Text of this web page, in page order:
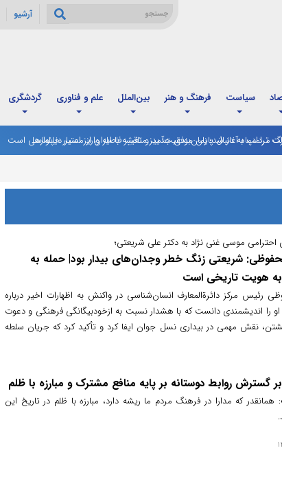
آرشیو
سیاست فرهنگ و هنر بین‌الملل علم و فناوری گردشگری
ترامپ به دنبال پایان موفقیت‌آمیز مناقشه با ایران از مسیر دیپلماسی است
موسی غنی نژاد به دکتر علی شریعتی؛
شریعتی زنگ خطر وجدان‌های بیدار بود| حمله به
هویت تاریخی است
رئیس مرکز دائرةالمعارف انسان‌شناسی در واکنش به اظهارات اخیر درباره
را اندیشمندی دانست که با هشدار نسبت به ازخودبیگانگی فرهنگی و دعوت
نقش مهمی در بیداری نسل جوان ایفا کرد و تأکید کرد که جریان سلطه
گسترش روابط دوستانه بر پایه منافع مشترک و مبارزه با ظلم
که مدارا در فرهنگ مردم ما ریشه دارد، مبارزه با ظلم در تاریخ این